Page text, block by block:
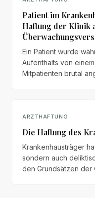
Patient im
Haftung der Klinik
Ein Patient wurde
Aufenthalts von
Mitpatienten brutal
Ansprüchen auf
Schadensersatz.
ARZTHAFTUNG
Die Haftung des
Krankenhausträger
sondern auch
den Grundsätzen der